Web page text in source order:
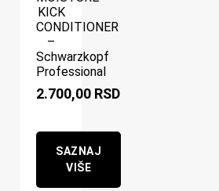
KICK
CONDITIONER
–
Schwarzkopf
Professional
2.700,00 RSD
SAZNAJ
VIŠE